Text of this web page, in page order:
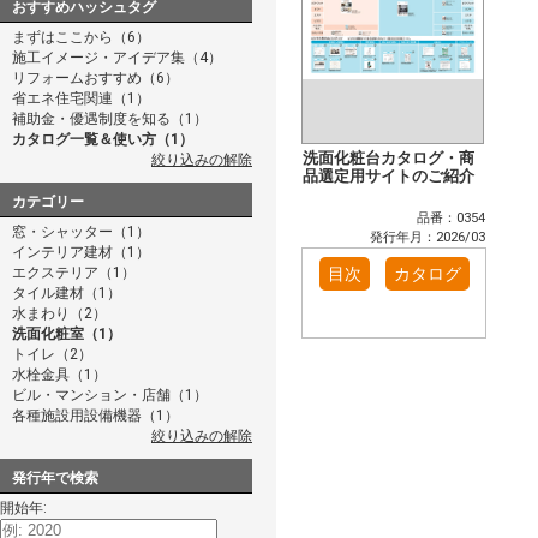
おすすめハッシュタグ
まずはここから（6）
施工イメージ・アイデア集（4）
リフォームおすすめ（6）
省エネ住宅関連（1）
補助金・優遇制度を知る（1）
カタログ一覧＆使い方（1）
絞り込みの解除
カテゴリー
窓・シャッター（1）
インテリア建材（1）
エクステリア（1）
タイル建材（1）
水まわり（2）
洗面化粧室（1）
トイレ（2）
水栓金具（1）
ビル・マンション・店舗（1）
各種施設用設備機器（1）
絞り込みの解除
発行年で検索
開始年:
洗面化粧台カタログ・商
品選定用サイトのご紹介
品番：0354
発行年月：2026/03
目次 カタログ